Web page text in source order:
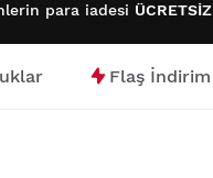
para iadesi ÜCRETSİZ
Flaş İndirim